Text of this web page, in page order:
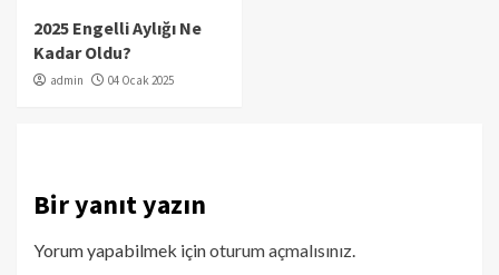
2025 Engelli Aylığı Ne
Kadar Oldu?
admin 04 Ocak 2025
Bir yanıt yazın
Yorum yapabilmek içinoturum açmalısınız